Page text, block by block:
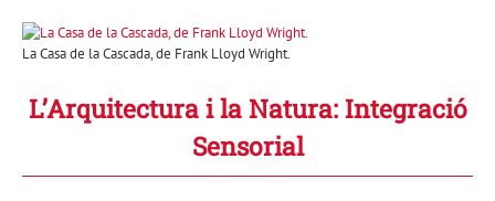
La Casa de la Cascada, de Frank Lloyd Wright.
L’Arquitectura i la Natura: Integració
Sensorial